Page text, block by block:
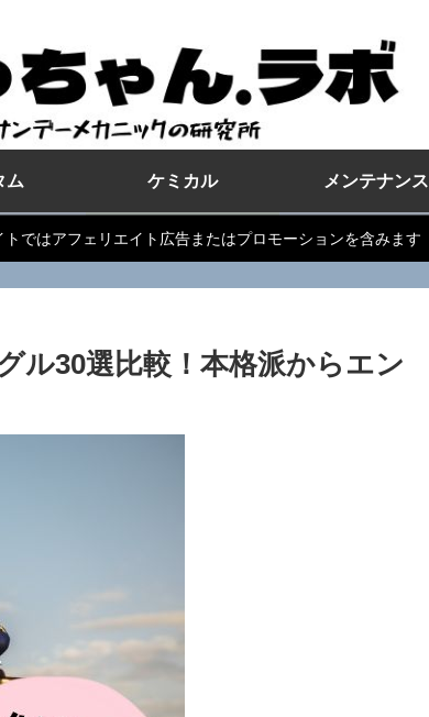
ム ケミカル メンテナンス
ではアフェリエイト広告またはプロモーションを含みます
ル30選比較！本格派からエン